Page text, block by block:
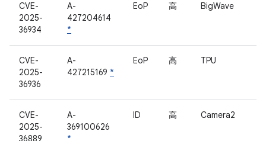
CVE-
2025-
36934
A-
427204614
*
EoP 高 BigWave
CVE-
2025-
36936
A-
427215169 *
EoP 高 TPU
CVE-
2025-
36889
A-
369100626
*
ID 高 Camera2